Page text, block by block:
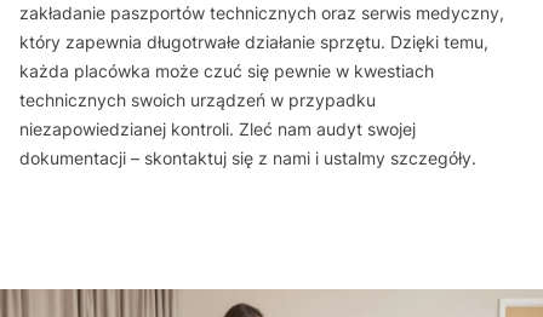
zakładanie paszportów technicznych oraz serwis medyczny,
który zapewnia długotrwałe działanie sprzętu. Dzięki temu,
każda placówka może czuć się pewnie w kwestiach
technicznych swoich urządzeń w przypadku
niezapowiedzianej kontroli. Zleć nam audyt swojej
dokumentacji – skontaktuj się z nami i ustalmy szczegóły.